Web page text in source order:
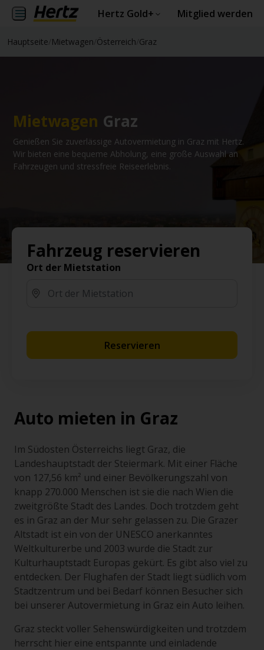
Hertz Gold+ Mitglied werden
Hauptseite Mietwagen Österreich Graz
Mietwagen Graz
Genießen Sie zuverlässige Autovermietung in Graz mit Hertz.
Wir bieten eine bequeme Abholung, eine große Auswahl an
Fahrzeugen und stressfreie Reiseerlebnis.
Fahrzeug reservieren
Ort der Mietstation
Reservieren
Auto mieten in Graz
Im Südosten Österreichs liegt Graz, die
Landeshauptstadt der Steiermark. Mit einer Fläche
von 127,56 km² und einer Bevölkerungszahl von
knapp 270.000 Menschen ist sie die nach Wien die
zweitgrößte Stadt des Landes. Doch trotzdem geht
es in Graz an der Mur sehr gelassen zu. Die Grazer
Altstadt ist ein von der UNESCO anerkanntes
Weltkulturerbe und 2003 wurde die Stadt zur
Kulturhauptstadt Europas gekürt. Es gibt also viel zu
entdecken. Der Flughafen der Stadt liegt südlich vom
Stadtzentrum und bei Bedarf können Besucher sich
bei unserer Autovermietung in Graz ein Auto leihen.
Graz steckt voller Sehenswürdigkeiten und trotzdem
herrscht hier eine entspannte und einladende